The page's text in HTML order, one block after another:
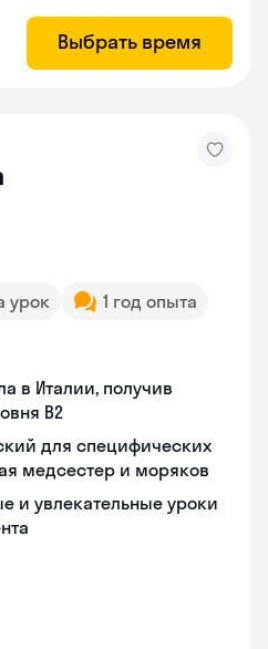
Выбрать время
урок
1 год опыта
в Италии, получив
В2
для специфических
медсестер и моряков
и увлекательные уроки